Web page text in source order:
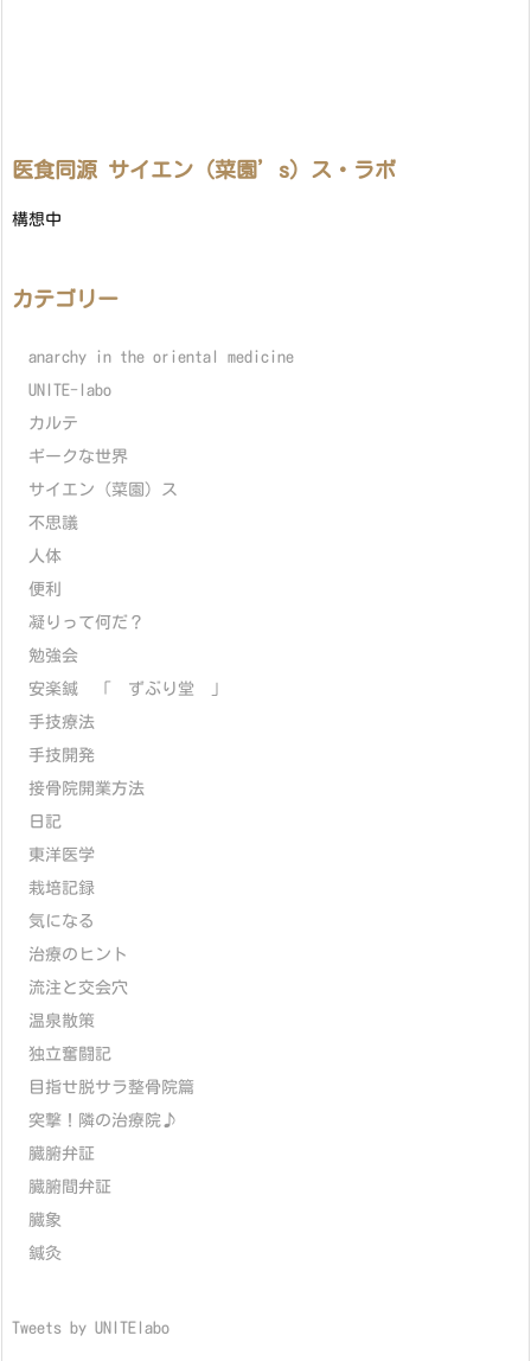
医食同源 サイエン（菜園’s）ス・ラボ
構想中
カテゴリー
anarchy in the oriental medicine
UNITE-labo
カルテ
ギークな世界
サイエン（菜園）ス
不思議
人体
便利
凝りって何だ？
勉強会
安楽鍼 「 ずぶり堂 」
手技療法
手技開発
接骨院開業方法
日記
東洋医学
栽培記録
気になる
治療のヒント
流注と交会穴
温泉散策
独立奮闘記
目指せ脱サラ整骨院篇
突撃！隣の治療院♪
臓腑弁証
臓腑間弁証
臓象
鍼灸
Tweets by UNITElabo